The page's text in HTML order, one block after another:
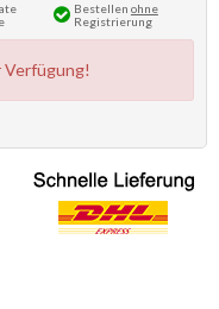
Bestellen ohne
Registrierung